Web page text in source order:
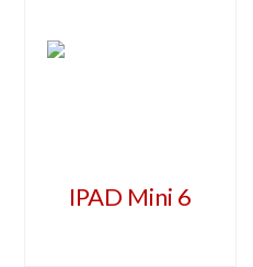
IPAD Mini 6